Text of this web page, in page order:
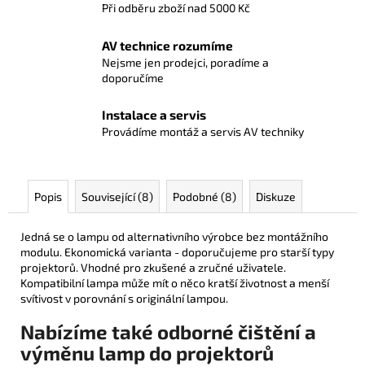
Při odběru zboží nad 5000 Kč
AV technice rozumíme
Nejsme jen prodejci, poradíme a
doporučíme
Instalace a servis
Provádíme montáž a servis AV techniky
Popis Související (8) Podobné (8) Diskuze
Jedná se o lampu od alternativního výrobce bez montážního
modulu. Ekonomická varianta - doporučujeme pro starší typy
projektorů. Vhodné pro zkušené a zručné uživatele.
Kompatibilní lampa může mít o něco kratší životnost a menší
svítivost v porovnání s originální lampou.
Nabízíme také odborné čištění a
výměnu lamp do projektorů